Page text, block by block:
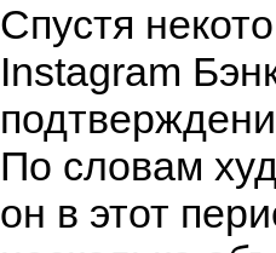
Спустя
Instagram
По словам
он в этот